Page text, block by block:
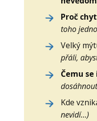
Proč
toho
Velký
přáli,
Čemu
Kde
nevidí…)